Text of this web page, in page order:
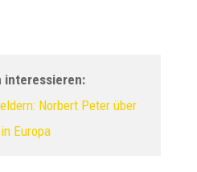
interessieren:
Norbert Peter über
Europa